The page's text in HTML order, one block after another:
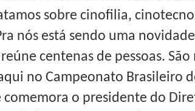
sobre cinofilia,
nós está sendo uma
centenas de pessoas. São
no Campeonato Brasileiro
comemora o presidente do